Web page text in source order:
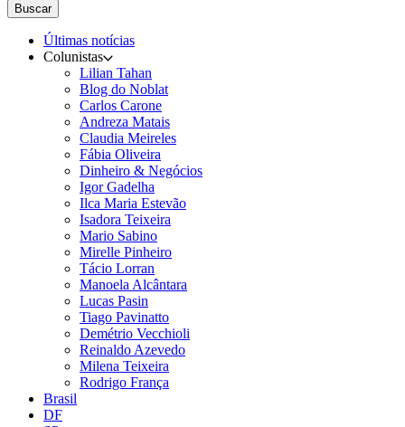
Buscar
Últimas notícias
Colunistas
Lilian Tahan
Blog do Noblat
Carlos Carone
Andreza Matais
Claudia Meireles
Fábia Oliveira
Dinheiro & Negócios
Igor Gadelha
Ilca Maria Estevão
Isadora Teixeira
Mario Sabino
Mirelle Pinheiro
Tácio Lorran
Manoela Alcântara
Lucas Pasin
Tiago Pavinatto
Demétrio Vecchioli
Reinaldo Azevedo
Milena Teixeira
Rodrigo França
Brasil
DF